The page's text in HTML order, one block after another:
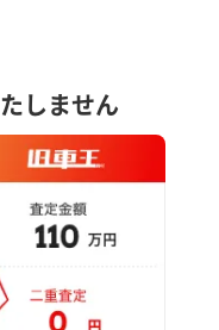
しません